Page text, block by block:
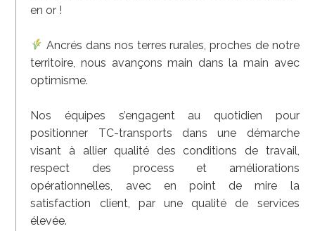
en or !
Ancrés dans nos terres rurales, proches de notre
territoire, nous avançons main dans la main avec
optimisme.
Nos équipes s’engagent au quotidien pour
positionner TC-transports dans une démarche
visant à allier qualité des conditions de travail,
respect des process et améliorations
opérationnelles, avec en point de mire la
satisfaction client, par une qualité de services
élevée.